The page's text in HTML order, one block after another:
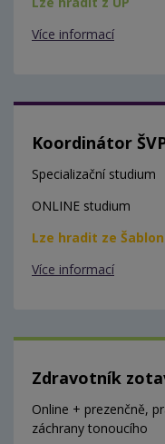
Více informací
Koordinátor
Specializační studium
ONLINE studium
Lze hradit ze Šablon
Více informací
Zdravotník
Online + prezenčně,
záchrany tonoucího